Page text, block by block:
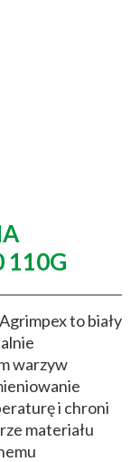
110G
to biały
warzyw
i chroni
materiału